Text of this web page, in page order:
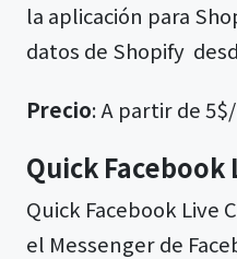
la aplicación para
datos de Shopify
Precio: A partir de
Quick Facebook
Quick Facebook Live
el Messenger de